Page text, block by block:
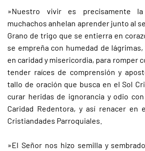
»Nuestro vivir es precisamente
muchachos anhelan aprender junto al
Grano de trigo que se entierra en
se empreña con humedad de
en caridad y misericordia, para romper
tender raíces de comprensión y
tallo de oración que busca en el Sol
curar heridas de ignorancia y odio
Caridad Redentora, y así renacer en
Cristiandades Parroquiales.
»El Señor nos hizo semilla y